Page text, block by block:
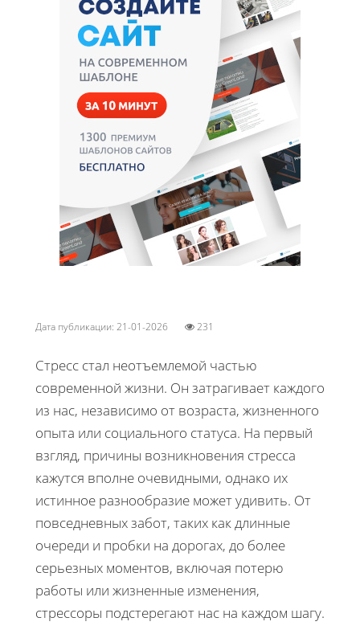
Дата публикации: 21-01-2026 231
Стресс стал неотъемлемой частью
современной жизни. Он затрагивает каждого
из нас, независимо от возраста, жизненного
опыта или социального статуса. На первый
взгляд, причины возникновения стресса
кажутся вполне очевидными, однако их
истинное разнообразие может удивить. От
повседневных забот, таких как длинные
очереди и пробки на дорогах, до более
серьезных моментов, включая потерю
работы или жизненные изменения,
стрессоры подстерегают нас на каждом шагу.